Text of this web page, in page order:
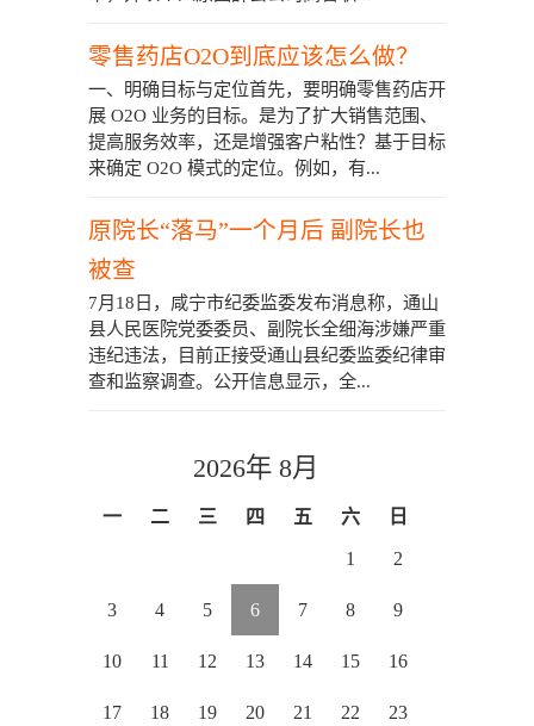
零售药店O2O到底应该怎么做？
一、明确目标与定位首先，要明确零售药店开
展 O2O 业务的目标。是为了扩大销售范围、
提高服务效率，还是增强客户粘性？基于目标
来确定 O2O 模式的定位。例如，有...
原院长“落马”一个月后 副院长也
被查
7月18日，咸宁市纪委监委发布消息称，通山
县人民医院党委委员、副院长全细海涉嫌严重
违纪违法，目前正接受通山县纪委监委纪律审
查和监察调查。公开信息显示，全...
2026年 8月
一 二 三 四 五 六 日
1 2
3 4 5 6 7 8 9
10 11 12 13 14 15 16
17 18 19 20 21 22 23